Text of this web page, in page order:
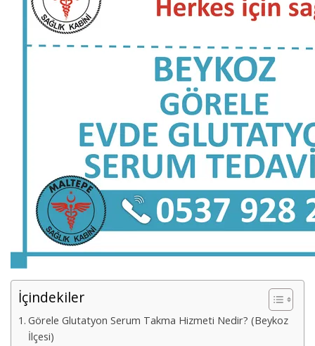
İçindekiler
Görele Glutatyon Serum Takma Hizmeti Nedir? (Beykoz
İlçesi)